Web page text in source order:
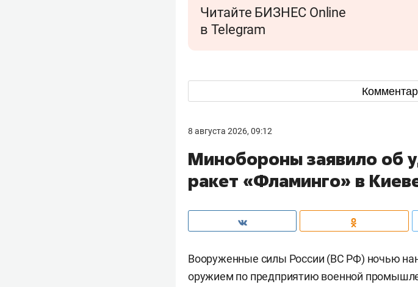
Читайте БИЗНЕС Online
в Telegram
8 августа 2026, 09:12
Минобороны заявило об
ракет «Фламинго» в
Вооруженные силы России (ВС РФ) ночью
оружием по предприятию военной